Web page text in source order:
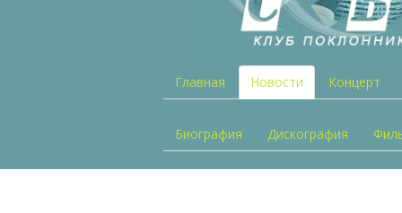
Главная Новости Концерт
Биография Дискография